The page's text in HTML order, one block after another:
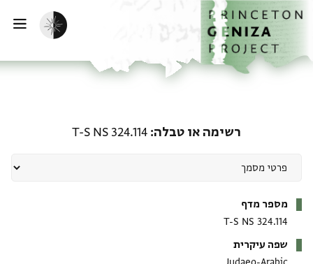
לתוכןהבית
הפעלת מצב כהה
רשימה או טבלה T-S NS 324.114
מספר מדף
T-S NS 324.114
שפה עיקרית